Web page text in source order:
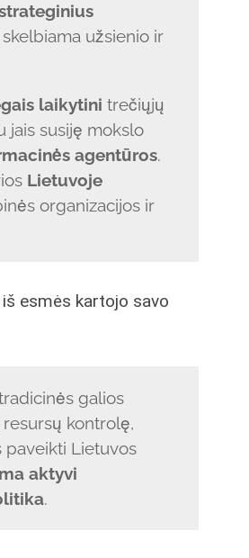
užsienio ir
laikytini trečiųjų
jais susiję mokslo
agentūros.
Lietuvoje
organizacijos ir
iš esmės kartojo savo
galios
kontrolę,
paveikti Lietuvos
aktyvi
.